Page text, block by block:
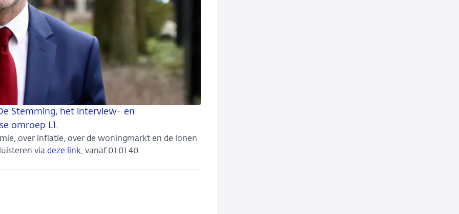
Stemming, het interview- en
omroep L1.
over inflatie, over de woningmarkt en de lonen
via deze link, vanaf 01.01.40.